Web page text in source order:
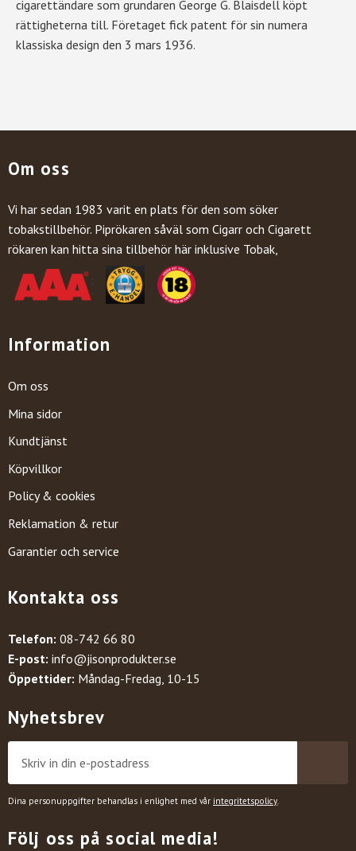
cigarettändare som grundaren George G. Blaisdell köpt
rättigheterna till. Företaget fick patent för sin numera
klassiska design den 3 mars 1936.
Om oss
Vi har sedan 1983 varit en plats för den som söker
tobakstillbehör. Piprökaren såväl som Cigarr och Cigarett
rökaren kan hitta sina tillbehör här inklusive Tobak,
Information
Om oss
Mina sidor
Kundtjänst
Köpvillkor
Policy & cookies
Reklamation & retur
Garantier och service
Kontakta oss
Telefon: 08-742 66 80
E-post: info@jisonprodukter.se
Öppettider: Måndag-Fredag, 10-15
Nyhetsbrev
Dina personuppgifter behandlas i enlighet med vår integritetspolicy
Följ oss på social media!